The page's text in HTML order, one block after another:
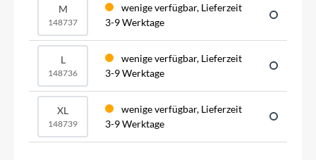
M
148737
wenige verfügbar, Lieferzeit
3-9 Werktage
L
148736
wenige verfügbar, Lieferzeit
3-9 Werktage
XL
148739
wenige verfügbar, Lieferzeit
3-9 Werktage